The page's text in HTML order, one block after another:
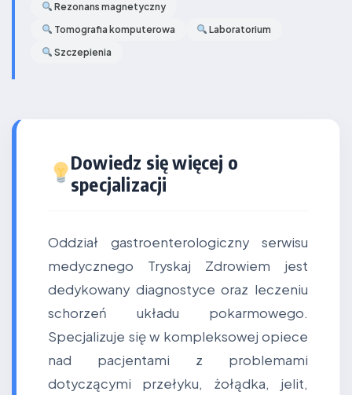
Rezonans magnetyczny
Tomografia komputerowa
Laboratorium
Szczepienia
Dowiedz się więcej o
specjalizacji
Oddział gastroenterologiczny serwisu
medycznego Tryskaj Zdrowiem jest
dedykowany diagnostyce oraz leczeniu
schorzeń układu pokarmowego.
Specjalizuje się w kompleksowej opiece
nad pacjentami z problemami
dotyczącymi przełyku, żołądka, jelit,